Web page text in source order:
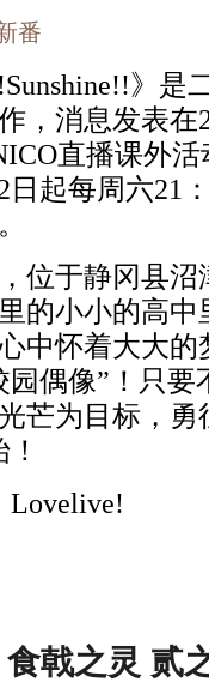
番
》 是
，消息发表在
直播课外
日起每周六21
位于静冈县
的小小的高
中怀着大大
偶像”！只要
为目标，勇
Lovelive!
食戟之灵 贰